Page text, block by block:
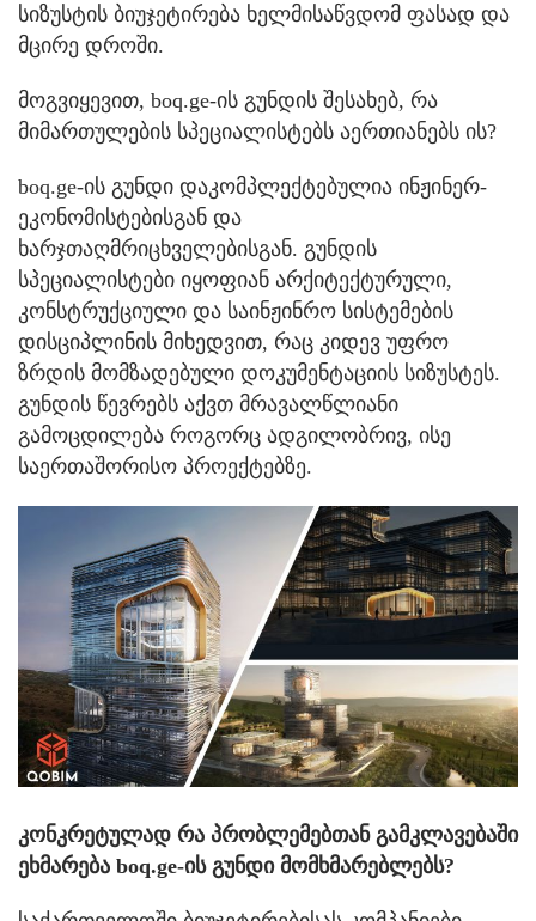
სიზუსტის ბიუჯეტირება ხელმისაწვდომ ფასად და
მცირე დროში.
მოგვიყევით, boq.ge-ის გუნდის შესახებ, რა
მიმართულების სპეციალისტებს აერთიანებს ის?
boq.ge-ის გუნდი დაკომპლექტებულია ინჟინერ-
ეკონომისტებისგან და
ხარჯთაღმრიცხველებისგან. გუნდის
სპეციალისტები იყოფიან არქიტექტურული,
კონსტრუქციული და საინჟინრო სისტემების
დისციპლინის მიხედვით, რაც კიდევ უფრო
ზრდის მომზადებული დოკუმენტაციის სიზუსტეს.
გუნდის წევრებს აქვთ მრავალწლიანი
გამოცდილება როგორც ადგილობრივ, ისე
საერთაშორისო პროექტებზე.
კონკრეტულად რა პრობლემებთან გამკლავებაში
ეხმარება boq.ge-ის გუნდი მომხმარებლებს?